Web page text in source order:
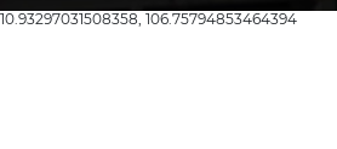
10.93297031508358, 106.75794853464394